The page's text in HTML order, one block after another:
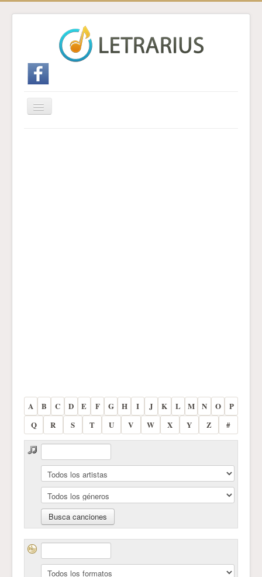
Cambiar
navegación
A B C D E F G H I J K L M N O
P
Q
R S T U V W X Y Z #